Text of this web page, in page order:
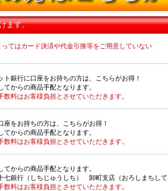
ます。
てはカード決済や代金引換等をご用意していない
ト銀行に口座をお持ちの方は、こちらがお得！
てからの商品手配となります。
料はお客様負担とさせていただきます。
座をお持ちの方は、こちらがお得！
てからの商品手配となります。
料はお客様負担とさせていただきます。
てからの商品手配となります。
七銀行（しちじゅうしち） 卸町支店（おろしまちして
料はお客様負担とさせていただきます。